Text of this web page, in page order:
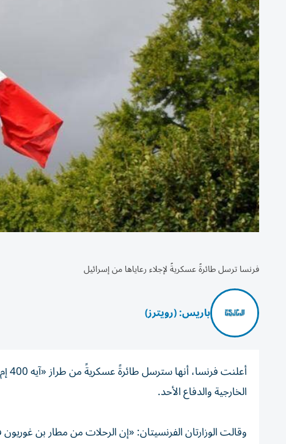
فرنسا ترسل طائرةً عسكريةً لإجلاء رعاياها من إسرائيل
باريس: (رويترز)
الخارجية والدفاع الأحد.
وقالت الوزارتان الفرنسيتان: «إن الرحلات من مطار بن